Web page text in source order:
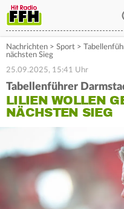
Nachrichten > Sport >
nächsten Sieg
25.09.2025, 15:41 Uhr
Tabellenführer
LILIEN WOLLEN
NÄCHSTEN SIEG